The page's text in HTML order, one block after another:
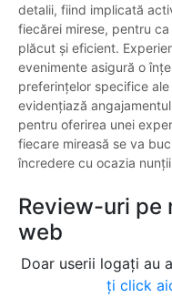
detalii, fiind implicată
fiecărei mirese, pentru
plăcut și eficient.
evenimente asigură o
preferințelor specifice
evidențiază
pentru oferirea unei
fiecare mireasă se va
încredere cu ocazia
Review-uri pe
web
Doar userii logați au
ți click